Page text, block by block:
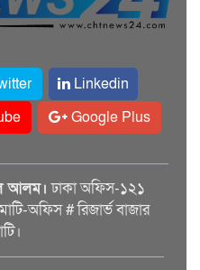
Linkedin
Google Plus
আলম। ঢাকা অফিস-১২১
অফিস # রিজার্ভ বাজার